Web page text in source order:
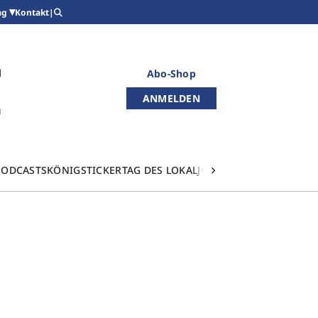
Kontakt|
Abo-Shop
ANMELDEN
KÖNIGSTICKERTAG DES LOKALJOURNALISMUS